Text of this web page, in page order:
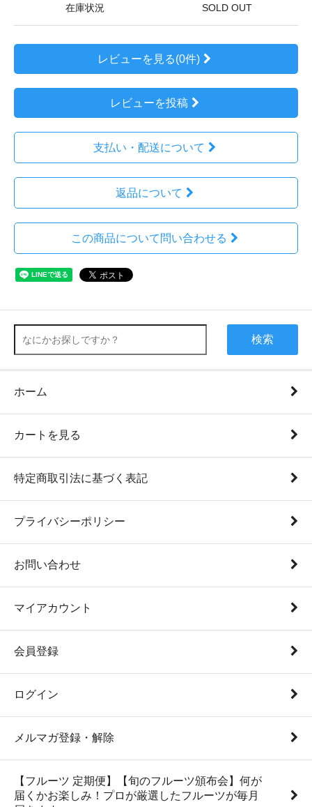
在庫状況 SOLD OUT
レビューを見る(0件)
レビューを投稿
支払い・配送について
返品について
この商品について問い合わせる
検索
ホーム
カートを見る
特定商取引法に基づく表記
プライバシーポリシー
お問い合わせ
マイアカウント
会員登録
ログイン
メルマガ登録・解除
【フルーツ 定期便】【旬のフルーツ頒布会】何が
届くかお楽しみ！プロが厳選したフルーツが毎月